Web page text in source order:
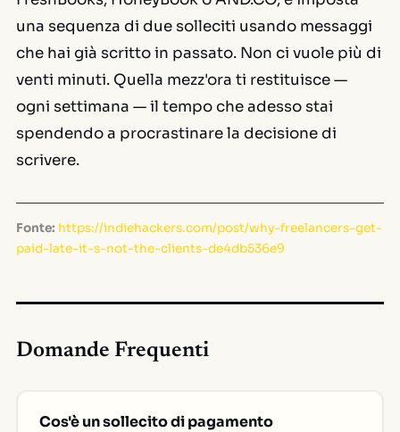
una sequenza di due solleciti usando messaggi
che hai già scritto in passato. Non ci vuole più di
venti minuti. Quella mezz'ora ti restituisce —
ogni settimana — il tempo che adesso stai
spendendo a procrastinare la decisione di
scrivere.
Fonte: https://indiehackers.com/post/why-freelancers-get-
paid-late-it-s-not-the-clients-de4db536e9
Domande Frequenti
Cos'è un sollecito di pagamento